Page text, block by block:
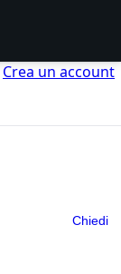
Crea un account
Chiedi